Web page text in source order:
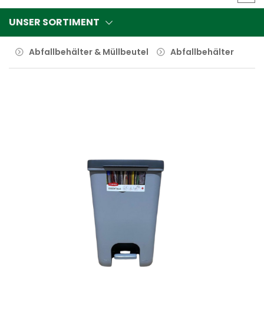
UNSER SORTIMENT
Abfallbehälter & Müllbeutel Abfallbehälter